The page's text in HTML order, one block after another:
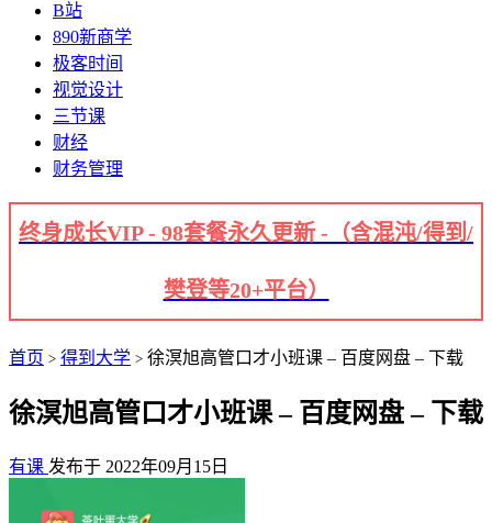
B站
890新商学
极客时间
视觉设计
三节课
财经
财务管理
终身成长VIP - 98套餐永久更新 -（含混沌/得到/
樊登等20+平台）
首页 > 得到大学 > 徐溟旭高管口才小班课 – 百度网盘 – 下载
徐溟旭高管口才小班课 – 百度网盘 – 下载
有课 发布于 2022年09月15日